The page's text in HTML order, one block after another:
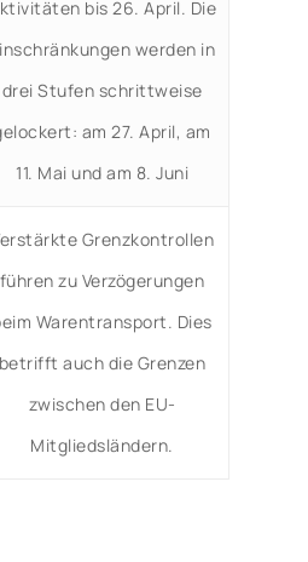
bis 26. April. Die
werden in
drei Stufen schrittweise
am 27. April, am
11. Mai und am 8. Juni
Grenzkontrollen
führen zu Verzögerungen
Warentransport. Dies
betrifft auch die Grenzen
zwischen den EU-
Mitgliedsländern.